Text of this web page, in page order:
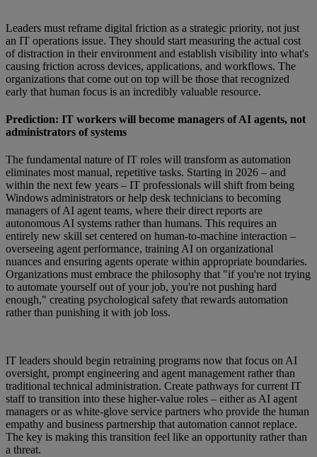
Leaders must reframe digital friction as a strategic priority, not just
an IT operations issue. They should start measuring the actual cost
of distraction in their environment and establish visibility into what's
causing friction across devices, applications, and workflows. The
organizations that come out on top will be those that recognized
early that human focus is an incredibly valuable resource.
Prediction: IT workers will become managers of AI agents, not
administrators of systems
The fundamental nature of IT roles will transform as automation
eliminates most manual, repetitive tasks. Starting in 2026 – and
within the next few years – IT professionals will shift from being
Windows administrators or help desk technicians to becoming
managers of AI agent teams, where their direct reports are
autonomous AI systems rather than humans. This requires an
entirely new skill set centered on human-to-machine interaction –
overseeing agent performance, training AI on organizational
nuances and ensuring agents operate within appropriate boundaries.
Organizations must embrace the philosophy that "if you're not trying
to automate yourself out of your job, you're not pushing hard
enough," creating psychological safety that rewards automation
rather than punishing it with job loss.
IT leaders should begin retraining programs now that focus on AI
oversight, prompt engineering and agent management rather than
traditional technical administration. Create pathways for current IT
staff to transition into these higher-value roles – either as AI agent
managers or as white-glove service partners who provide the human
empathy and business partnership that automation cannot replace.
The key is making this transition feel like an opportunity rather than
a threat.